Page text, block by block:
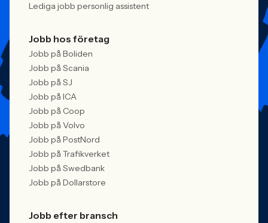
Lediga jobb personlig assistent
Jobb hos företag
Jobb på Boliden
Jobb på Scania
Jobb på SJ
Jobb på ICA
Jobb på Coop
Jobb på Volvo
Jobb på PostNord
Jobb på Trafikverket
Jobb på Swedbank
Jobb på Dollarstore
Jobb efter bransch